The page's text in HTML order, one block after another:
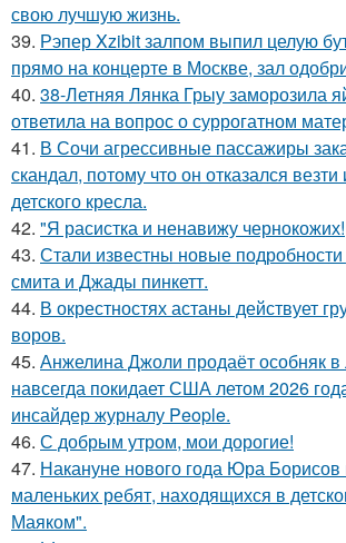
свою лучшую жизнь.
39. Рэпер Xzibit залпом выпил целую
прямо на концерте в Москве, зал
40. 38-Летняя Лянка Грыу заморозила
ответила на вопрос о суррогатном
41. В Сочи агрессивные пассажиры
скандал, потому что он отказался
детского кресла.
42. "Я расистка и ненавижу чернокожих!
43. Стали известны новые
смита и Джады пинкетт.
44. В окрестностях астаны действует
воров.
45. Анжелина Джоли продаёт особняк
навсегда покидает США летом 2026
инсайдер журналу People.
46. С добрым утром, мои дорогие!
47. Накануне нового года Юра Борисов
маленьких ребят, находящихся в
Маяком".